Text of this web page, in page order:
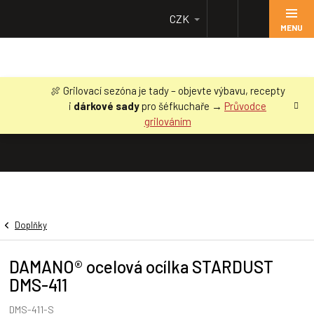
obsah
🍖 Grilovací sezóna je tady – objevte výbavu, recepty
i dárkové sadypro šéfkuchaře → Průvodce
grilováním
CZK
Doplňky
DAMANO® ocelová ocílka STARDUST
DMS-411
DMS-411-S